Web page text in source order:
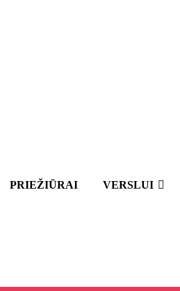
PRIEŽIŪRAI VERSLUI